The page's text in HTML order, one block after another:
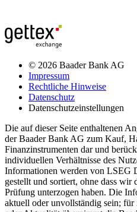
© 2026 Baader Bank AG
Impressum
Rechtliche Hinweise
Datenschutz
Datenschutzeinstellungen
Die auf dieser Seite enthaltenen
der Baader Bank AG zum Kauf,
Finanzinstrumenten dar und
individuellen Verhältnisse des
Informationen werden von LSEG
gestellt und sortiert, ohne dass wir
Prüfung unterzogen haben. Die
aktuell oder unvollständig sein;